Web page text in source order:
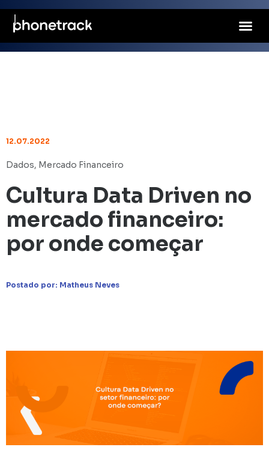
12.07.2022
Dados, Mercado Financeiro
Cultura Data Driven no
mercado financeiro:
por onde começar
Postado por: Matheus Neves